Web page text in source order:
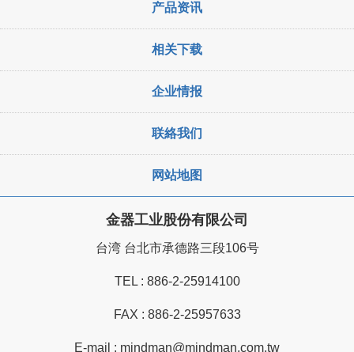
产品资讯
相关下载
企业情报
联絡我们
网站地图
金器工业股份有限公司
台湾 台北市承德路三段106号
TEL : 886-2-25914100
FAX : 886-2-25957633
E-mail : mindman@mindman.com.tw